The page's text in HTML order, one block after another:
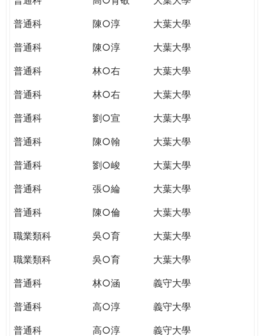
普通科
陳○淳
大葉大學
普通科
陳○淳
大葉大學
普通科
林○右
大葉大學
普通科
林○右
大葉大學
普通科
劉○宣
大葉大學
普通科
陳○翰
大葉大學
普通科
劉○峻
大葉大學
普通科
張○綸
大葉大學
普通科
陳○倫
大葉大學
職業類科
吳○育
大葉大學
職業類科
吳○育
大葉大學
普通科
林○涵
義守大學
普通科
高○淳
義守大學
普通科
高○淳
義守大學